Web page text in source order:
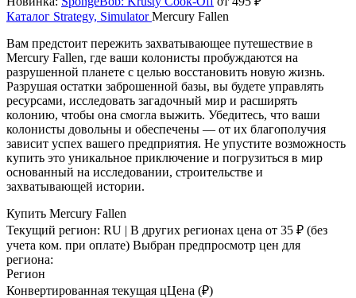
Каталог Strategy, Simulator Mercury Fallen
Вам предстоит пережить захватывающее путешествие в
Mercury Fallen, где ваши колонисты пробуждаются на
разрушенной планете с целью восстановить новую жизнь.
Разрушая остатки заброшенной базы, вы будете управлять
ресурсами, исследовать загадочный мир и расширять
колонию, чтобы она смогла выжить. Убедитесь, что ваши
колонисты довольны и обеспечены — от их благополучия
зависит успех вашего предприятия. Не упустите возможность
купить это уникальное приключение и погрузиться в мир
основанный на исследовании, строительстве и
захватывающей истории.
Купить Mercury Fallen
Текущий регион: RU | В других регионах цена от 35 ₽ (без
учета ком. при оплате) Выбран предпросмотр цен для
региона:
Регион
Конвертированная текущая цЦена (₽)